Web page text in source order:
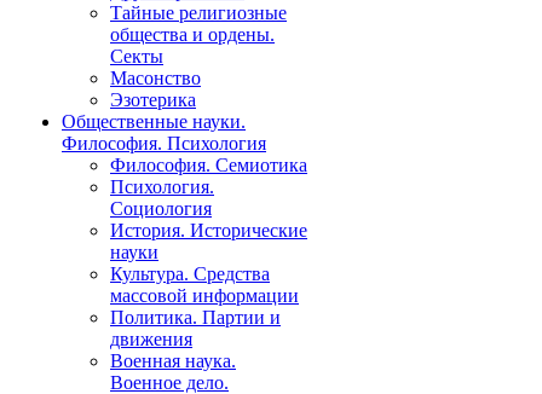
Тайные религиозные
общества и ордены.
Секты
Масонство
Эзотерика
Общественные науки.
Философия. Психология
Философия. Семиотика
Психология.
Социология
История. Исторические
науки
Культура. Средства
массовой информации
Политика. Партии и
движения
Военная наука.
Военное дело.